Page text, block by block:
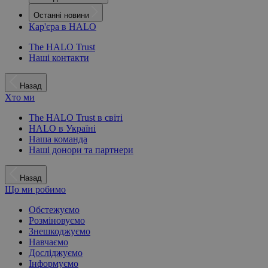
Останні новини
Кар'єра в HALO
The HALO Trust
Наші контакти
Назад
Хто ми
The HALO Trust в світі
HALO в Україні
Наша команда
Наші донори та партнери
Назад
Що ми робимо
Обстежуємо
Розміновуємо
Знешкоджуємо
Навчаємо
Досліджуємо
Інформуємо